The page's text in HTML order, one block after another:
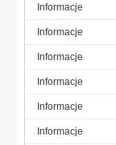
Informacje
Informacje
Informacje
Informacje
Informacje
Informacje